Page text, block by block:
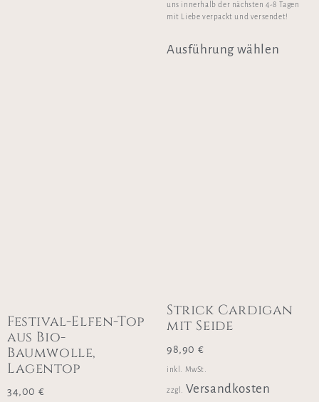
uns innerhalb der nächsten 4-8 Tagen
mit Liebe verpackt und versendet!
Ausführung wählen
Festival-Elfen-Top
aus Bio-
Baumwolle,
Lagentop
34,00 €
Strick Cardigan
mit Seide
98,90 €
inkl. MwSt.
zzgl. Versandkosten